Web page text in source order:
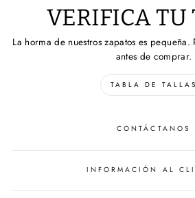
VERIFICA TU
La horma de nuestros zapatos es
antes de comprar.
TABLA DE TALLAS
CONTÁCTANOS
INFORMACIÓN AL